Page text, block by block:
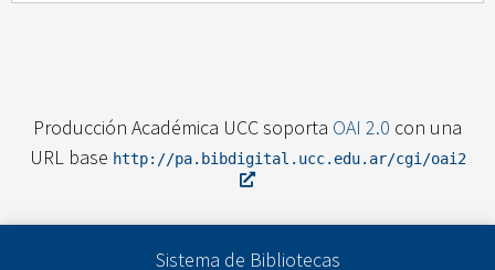
Producción Académica UCC soporta OAI 2.0 con una
URL base http://pa.bibdigital.ucc.edu.ar/cgi/oai2
Sistema de Bibliotecas